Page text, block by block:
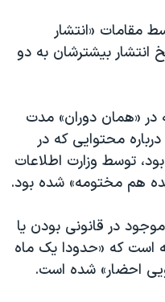
مقامات «انتشار
انتشار بیشترشان به دو
در «همان دوران» مدت
محتوایی که در
توسط وزارت اطلاعات
هم مختومه» شده بود.
در قانونی بودن یا
است که «حدودا یک ماه
احضار» شده است.